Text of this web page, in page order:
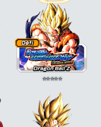
⭐⭐⭐⭐⭐